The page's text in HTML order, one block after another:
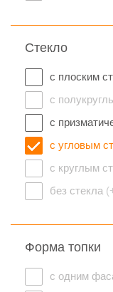
Стекло
с плоским
с
с
с угловым
с круглым
без стекла
Форма топки
с одним